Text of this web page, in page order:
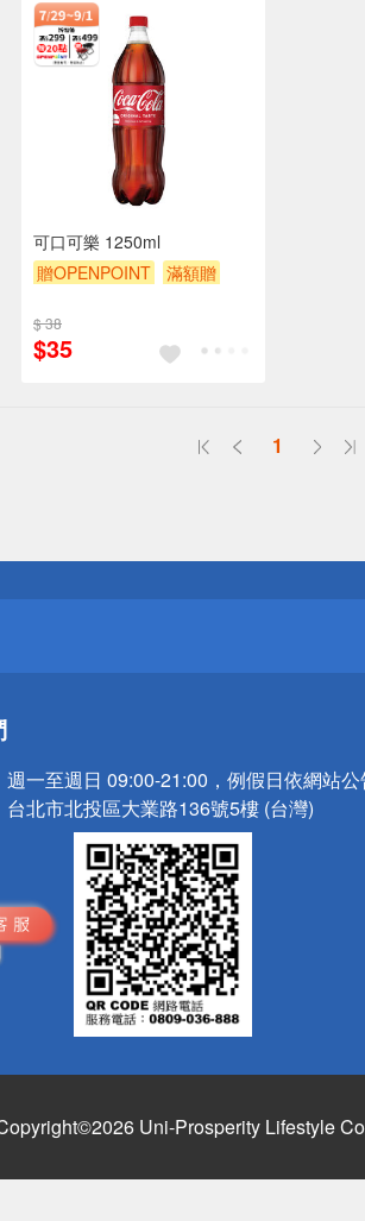
可口可樂 1250ml
贈OPENPOINT
滿額贈
$ 38
$35
1
週一至週日 09:00-21:00，例假日依網站
台北市北投區大業路136號5樓 (台灣)
Uni-Prosperity Lifestyle